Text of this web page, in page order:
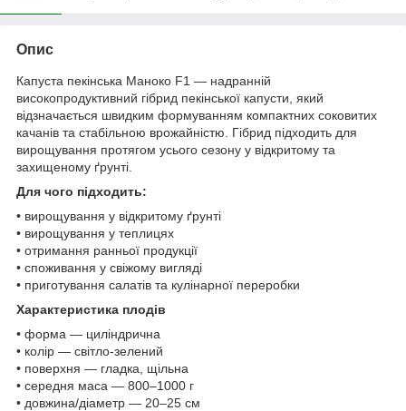
Опис
Капуста пекінська Маноко F1 — надранній
високопродуктивний гібрид пекінської капусти, який
відзначається швидким формуванням компактних соковитих
качанів та стабільною врожайністю. Гібрид підходить для
вирощування протягом усього сезону у відкритому та
захищеному ґрунті.
Для чого підходить:
• вирощування у відкритому ґрунті
• вирощування у теплицях
• отримання ранньої продукції
• споживання у свіжому вигляді
• приготування салатів та кулінарної переробки
Характеристика плодів
• форма — циліндрична
• колір — світло-зелений
• поверхня — гладка, щільна
• середня маса — 800–1000 г
• довжина/діаметр — 20–25 см